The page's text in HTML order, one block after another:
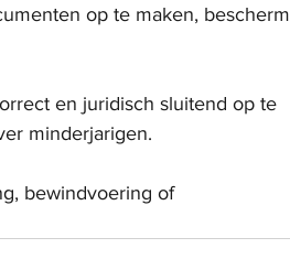
op te maken, bescherm
en juridisch sluitend op te
minderjarigen.
bewindvoering of